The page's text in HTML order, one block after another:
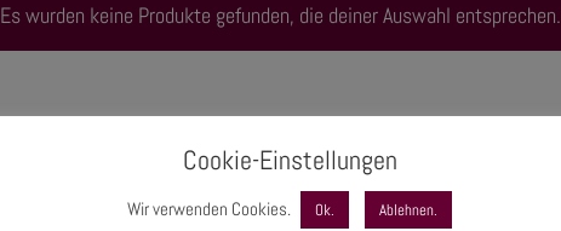
Es wurden keine Produkte gefunden, die deiner Auswahl entsprechen.
Cookie-Einstellungen
Wir verwenden Cookies. Ok. Ablehnen.